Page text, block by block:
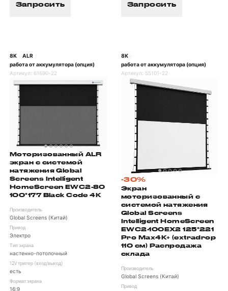
Запросить Запросить
8K ALR
работа от аккумулятора (опция)
Артикул: 61690-22
Моторизованный ALR
экран с системой
натяжения Global
Screens Intelligent
HomeScreen EWC2-80
100*177 Black Code 4K
Производитель
Global Screens (Китай)
Привод
Электро
Тип экрана
настенно-потолочный
12V триггер (вход/выход)
есть
Формат экрана
16:9
8K
работа от аккумулятора (опция)
Артикул: 55101-22
-30%
Экран
моторизованный с
системой натяжения
Global Screens
Intelligent HomeScreen
EWC2-100EX2 125*221
Pro Max4K+ (extradrop
110 см) Распродажа
склада
Производитель
Global Screens (Китай)
Привод